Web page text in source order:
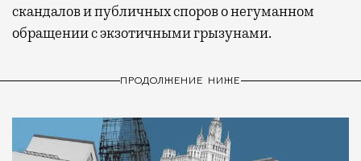
скандалов и публичных споров о негуманном
обращении с экзотичными грызунами.
ПРОДОЛЖЕНИЕ НИЖЕ